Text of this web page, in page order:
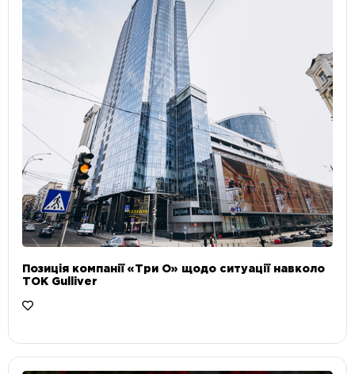
Позиція компанії «Три О» щодо ситуації навколо
ТОК Gulliver